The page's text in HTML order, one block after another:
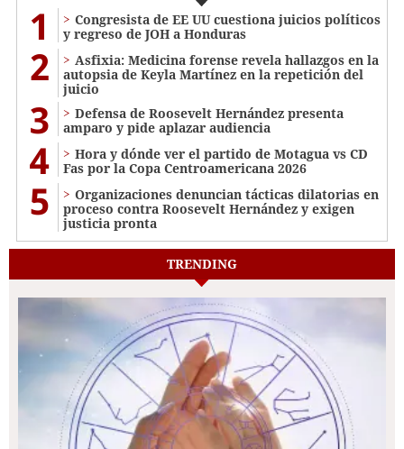
1
Congresista de EE UU cuestiona juicios políticos
y regreso de JOH a Honduras
2
Asfixia: Medicina forense revela hallazgos en la
autopsia de Keyla Martínez en la repetición del
juicio
3
Defensa de Roosevelt Hernández presenta
amparo y pide aplazar audiencia
4
Hora y dónde ver el partido de Motagua vs CD
Fas por la Copa Centroamericana 2026
5
Organizaciones denuncian tácticas dilatorias en
proceso contra Roosevelt Hernández y exigen
justicia pronta
TRENDING